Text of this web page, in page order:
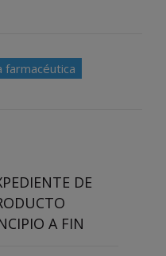
farmacéutica
DE
A FIN